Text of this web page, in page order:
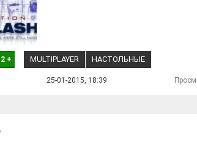
+ MULTIPLAYER НАСТОЛЬНЫЕ
25-01-2015, 18:39